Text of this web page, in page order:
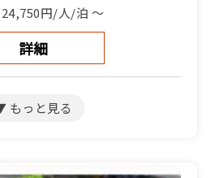
24,750円/人/泊 ～
詳細
和室12畳【2～３名】（バ
スなしトイレなし）